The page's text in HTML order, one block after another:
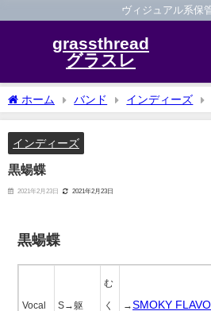
ヴィジュアル系保
grassthread
グラスレ
ホーム バンド インディーズ
インディーズ
黒蝪蝶
2021年2月23日 2021年2月23日
黒蝪蝶
Vocal S→躯
む
く →SMOKY